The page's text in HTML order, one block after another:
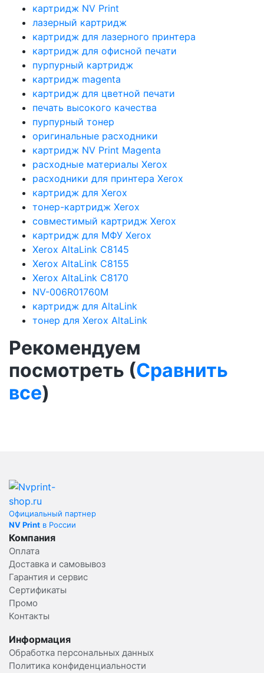
картридж NV Print
лазерный картридж
картридж для лазерного принтера
картридж для офисной печати
пурпурный картридж
картридж magenta
картридж для цветной печати
печать высокого качества
пурпурный тонер
оригинальные расходники
картридж NV Print Magenta
расходные материалы Xerox
расходники для принтера Xerox
картридж для Xerox
тонер-картридж Xerox
совместимый картридж Xerox
картридж для МФУ Xerox
Xerox AltaLink C8145
Xerox AltaLink C8155
Xerox AltaLink C8170
NV-006R01760M
картридж для AltaLink
тонер для Xerox AltaLink
Рекомендуем
посмотреть (Сравнить
все)
Официальный партнер
NV Print в России
Компания
Оплата
Доставка и самовывоз
Гарантия и сервис
Сертификаты
Промо
Контакты
Информация
Обработка персональных данных
Политика конфиденциальности